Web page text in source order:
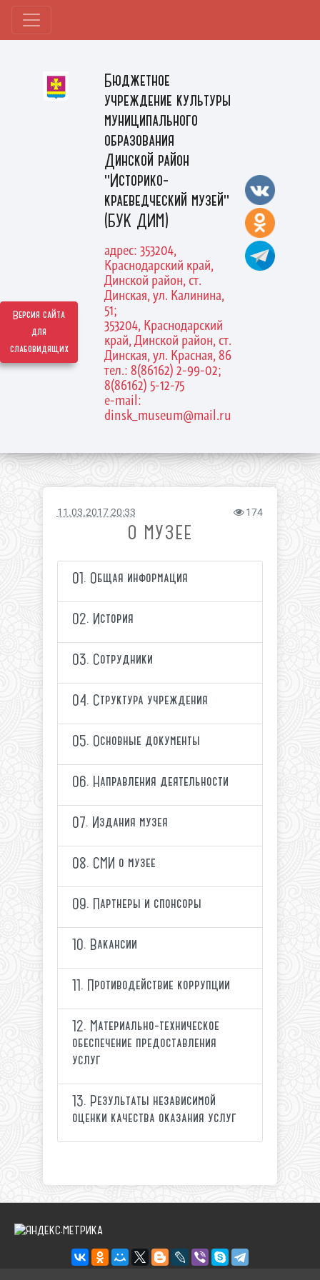
Версия сайта
для
слабовидящих
Бюджетное
учреждение культуры
муниципального
образования
Динской район
"Историко-
краеведческий музей"
(БУК ДИМ)
адрес: 353204,
Краснодарский край,
Динской район, ст.
Динская, ул. Калинина,
51;
353204, Краснодарский
край, Динской район, ст.
Динская, ул. Красная, 86
тел.: 8(86162) 2-99-02;
8(86162) 5-12-75
e-mail:
dinsk_museum@mail.ru
11.03.2017 20:33 174
О МУЗЕЕ
01. Общая информация
02. История
03. Сотрудники
04. Структура учреждения
05. Основные документы
06. Направления деятельности
07. Издания музея
08. СМИ о музее
09. Партнеры и спонсоры
10. Вакансии
11. Противодействие коррупции
12. Материально-техническое
обеспечение предоставления
услуг
13. Результаты независимой
оценки качества оказания услуг